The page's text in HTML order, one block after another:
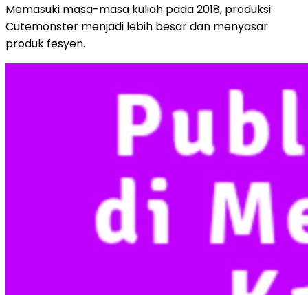
Memasuki masa-masa kuliah pada 2018, produksi
Cutemonster menjadi lebih besar dan menyasar
produk fesyen.